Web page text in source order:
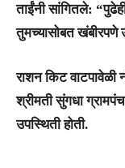
ताईंनी सांगितले:
तुमच्यासोबत खंबीरपणे
राशन किट वाटपावेळी
श्रीमती सुंगधा
उपस्थिती होती.